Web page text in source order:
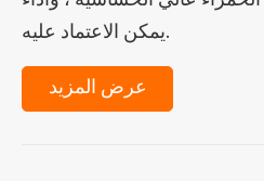
يمكن الاعتماد عليه.
عرض المزيد